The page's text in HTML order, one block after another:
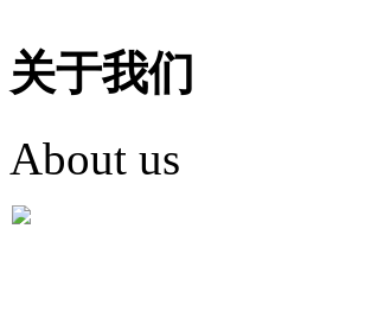
关于我们
About us